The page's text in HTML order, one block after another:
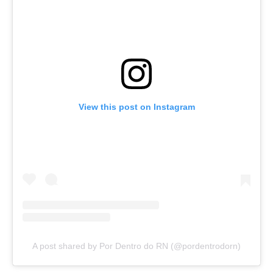
View this post on Instagram
A post shared by Por Dentro do RN (@pordentrodorn)